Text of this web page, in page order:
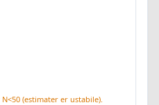
(estimater er ustabile).